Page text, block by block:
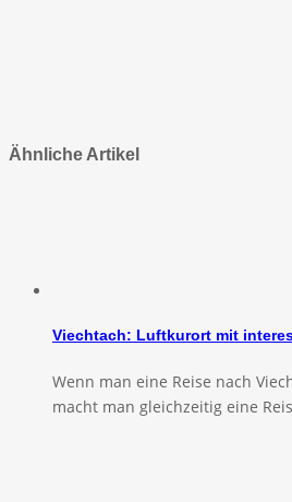
Ähnliche Artikel
Viechtach: Luftkurort mit
Wenn man eine Reise nach
macht man gleichzeitig eine